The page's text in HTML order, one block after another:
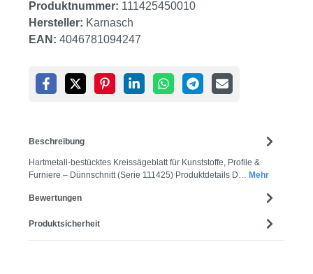
Produktnummer: 111425450010
Hersteller: Karnasch
EAN: 4046781094247
Beschreibung
Hartmetall-bestücktes Kreissägeblatt für Kunststoffe, Profile &
Furniere – Dünnschnitt (Serie 111425) Produktdetails D… Mehr
Bewertungen
Produktsicherheit